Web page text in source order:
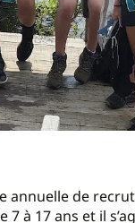
annuelle de
à 17 ans et il